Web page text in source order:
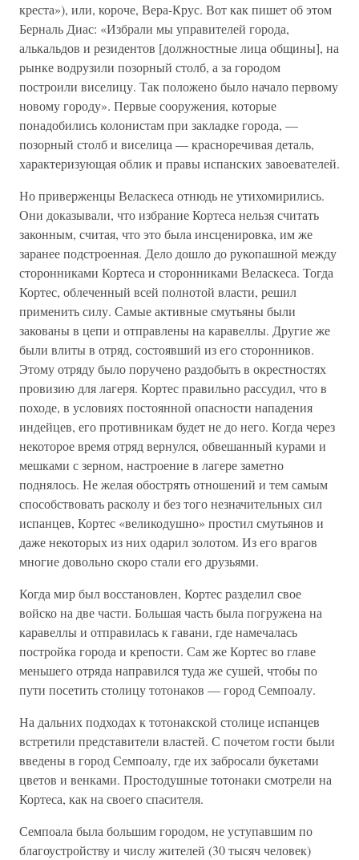
креста»), или, короче, Вера-Крус. Вот как пишет об этом
Берналь Диас: «Избрали мы управителей города,
алькальдов и резидентов [должностные лица общины], на
рынке водрузили позорный столб, а за городом
построили виселицу. Так положено было начало первому
новому городу». Первые сооружения, которые
понадобились колонистам при закладке города, —
позорный столб и виселица — красноречивая деталь,
характеризующая облик и правы испанских завоевателей.
Но приверженцы Веласкеса отнюдь не утихомирились.
Они доказывали, что избрание Кортеса нельзя считать
законным, считая, что это была инсценировка, им же
заранее подстроенная. Дело дошло до рукопашной между
сторонниками Кортеса и сторонниками Веласкеса. Тогда
Кортес, облеченный всей полнотой власти, решил
применить силу. Самые активные смутьяны были
закованы в цепи и отправлены на каравеллы. Другие же
были влиты в отряд, состоявший из его сторонников.
Этому отряду было поручено раздобыть в окрестностях
провизию для лагеря. Кортес правильно рассудил, что в
походе, в условиях постоянной опасности нападения
индейцев, его противникам будет не до него. Когда через
некоторое время отряд вернулся, обвешанный курами и
мешками с зерном, настроение в лагере заметно
поднялось. Не желая обострять отношений и тем самым
способствовать расколу и без того незначительных сил
испанцев, Кортес «великодушно» простил смутьянов и
даже некоторых из них одарил золотом. Из его врагов
многие довольно скоро стали его друзьями.
Когда мир был восстановлен, Кортес разделил свое
войско на две части. Большая часть была погружена на
каравеллы и отправилась к гавани, где намечалась
постройка города и крепости. Сам же Кортес во главе
меньшего отряда направился туда же сушей, чтобы по
пути посетить столицу тотонаков — город Семпоалу.
На дальних подходах к тотонакской столице испанцев
встретили представители властей. С почетом гости были
введены в город Семпоалу, где их забросали букетами
цветов и венками. Простодушные тотонаки смотрели на
Кортеса, как на своего спасителя.
Семпоала была большим городом, не уступавшим по
благоустройству и числу жителей (30 тысяч человек)